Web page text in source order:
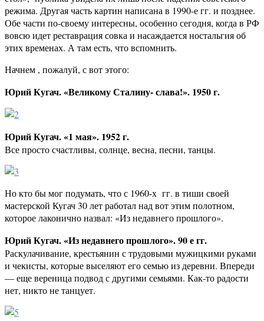
режима. Другая часть картин написана в 1990-е гг. и позднее.
Обе части по-своему интересны, особенно сегодня, когда в РФ
вовсю идет реставрация совка и насаждается ностальгия об
этих временах. А там есть, что вспомнить.
Начнем , пожалуй, с вот этого:
Юрий Кугач. «Великому Сталину- слава!». 1950 г.
Юрий Кугач. «1 мая». 1952 г.
Все просто счастливы, солнце, весна, песни, танцы.
Но кто бы мог подумать, что с 1960-х гг. в тиши своей
мастерской Кугач 30 лет работал над вот этим полотном,
которое лаконично назвал: «Из недавнего прошлого».
Юрий Кугач. «Из недавнего прошлого». 90 е гг.
Раскулачивание, крестьянин с трудовыми мужицкими руками
и чекисты, которые выселяют его семью из деревни. Впереди
— еще вереница подвод с другими семьями. Как-то радости
нет, никто не танцует.